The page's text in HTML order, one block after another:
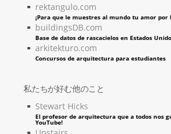
rektangulo.com
¡Para que le muestres al mundo tu amor
buildingsDB.com
Base de datos de rascacielos en Estados
arkitekturo.com
Concursos de arquitectura para estudiantes
私たちが好む他のこと
Stewart Hicks
El profesor de arquitectura que a todos nos
YouTube!